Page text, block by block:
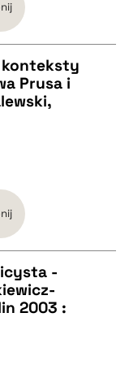
konteksty
Prusa i
-
2003 :